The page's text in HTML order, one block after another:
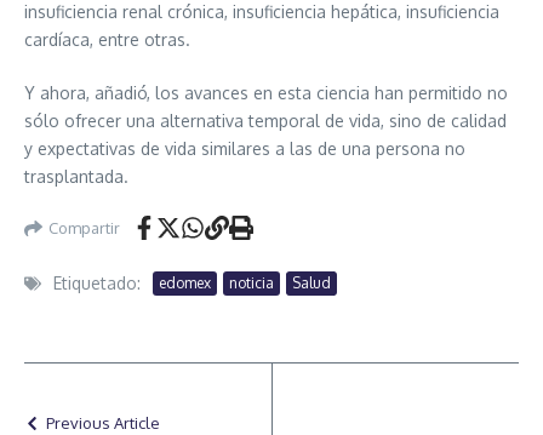
insuficiencia renal crónica, insuficiencia hepática, insuficiencia
cardíaca, entre otras.
Y ahora, añadió, los avances en esta ciencia han permitido no
sólo ofrecer una alternativa temporal de vida, sino de calidad
y expectativas de vida similares a las de una persona no
trasplantada.
Compartir
Etiquetado: edomex noticia Salud
Previous Article